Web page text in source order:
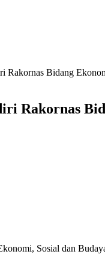
Bidang
Rakornas
Sosial dan